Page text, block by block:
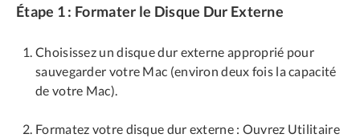
Étape 1 : Formater le Disque Dur Externe
Choisissez un disque dur externe approprié pour
sauvegarder votre Mac (environ deux fois la capacité
de votre Mac).
Formatez votre disque dur externe : Ouvrez Utilitaire